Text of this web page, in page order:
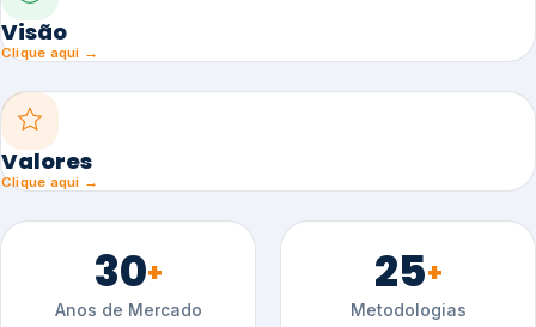
Visão
Clique aqui →
Valores
Clique aqui →
30+
Anos de Mercado
25+
Metodologias